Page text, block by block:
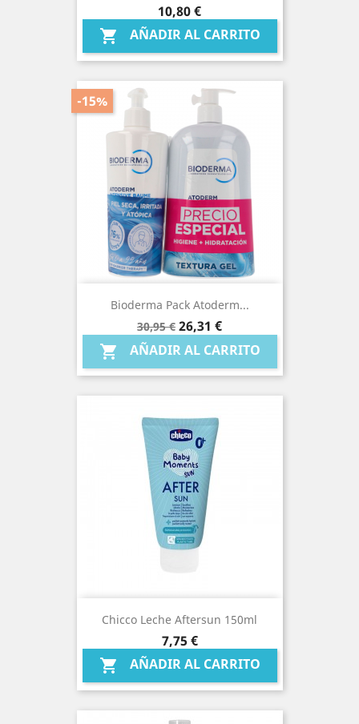
Precio
10,80 €
 AÑADIR AL CARRITO
Bioderma Pack Atoderm...
Precio
base
30,95 €
-15%
Precio
26,31 €
 AÑADIR AL CARRITO
Chicco Leche Aftersun 150ml
Precio
7,75 €
 AÑADIR AL CARRITO